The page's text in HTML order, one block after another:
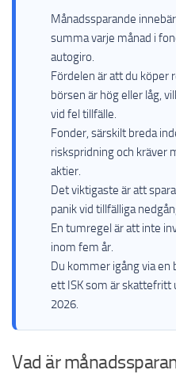
Månadssparande
summa varje månad i
autogiro.
Fördelen är att du köper
börsen är hög eller låg,
vid fel tillfälle.
Fonder, särskilt breda
riskspridning och kräver
aktier.
Det viktigaste är att
panik vid tillfälliga
En tumregel är att inte
inom fem år.
Du kommer igång via en
ett ISK som är skattefritt
2026.
Vad är